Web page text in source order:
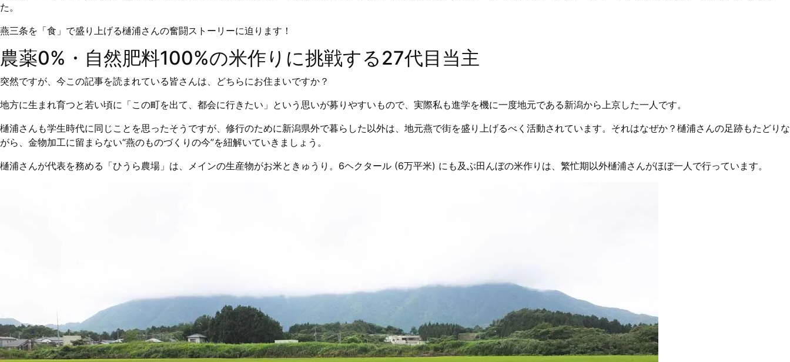
た。
燕三条を「食」で盛り上げる樋浦さんの奮闘ストーリーに迫ります！
農薬0%・自然肥料100%の米作りに挑戦する27代目当主
突然ですが、今この記事を読まれている皆さんは、どちらにお住まいですか？
地方に生まれ育つと若い頃に「この町を出て、都会に行きたい」という思いが募りやすいもので、実際私も進学を機に一度地元である新潟から上京した一人です。
樋浦さんも学生時代に同じことを思ったそうですが、修行のために新潟県外で暮らした以外は、地元燕で街を盛り上げるべく活動されています。それはなぜか？樋浦さんの足跡もたどりな
がら、金物加工に留まらない“燕のものづくりの今”を紐解いていきましょう。
樋浦さんが代表を務める「ひうら農場」は、メインの生産物がお米ときゅうり。6ヘクタール (6万平米) にも及ぶ田んぼの米作りは、繁忙期以外樋浦さんがほぼ一人で行っています。